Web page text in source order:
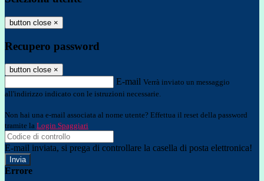
button close ×
Recupero password
button close ×
E-mail Verrà inviato un messaggio
all'indirizzo indicato con le istruzioni necessarie.
Non hai una e-mail associata al nome utente? Effettua il reset della password
tramite la Login Spaggiari
E-mail inviata, si prega di controllare la casella di posta elettronica!
Errore